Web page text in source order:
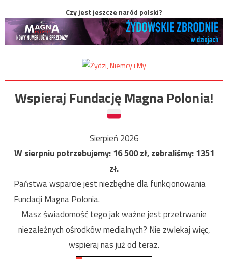
Czy jest jeszcze naród polski?
Wspieraj Fundację Magna Polonia!
Sierpień 2026
W sierpniu potrzebujemy:16 500zł, zebraliśmy:1351
zł.
Państwa wsparcie jest niezbędne dla funkcjonowania
Fundacji Magna Polonia.
Masz świadomość tego jak ważne jest przetrwanie
niezależnych ośrodków medialnych? Nie zwlekaj więc,
wspieraj nas już od teraz.